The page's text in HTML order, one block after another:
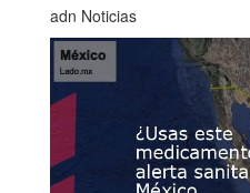
adn Noticias